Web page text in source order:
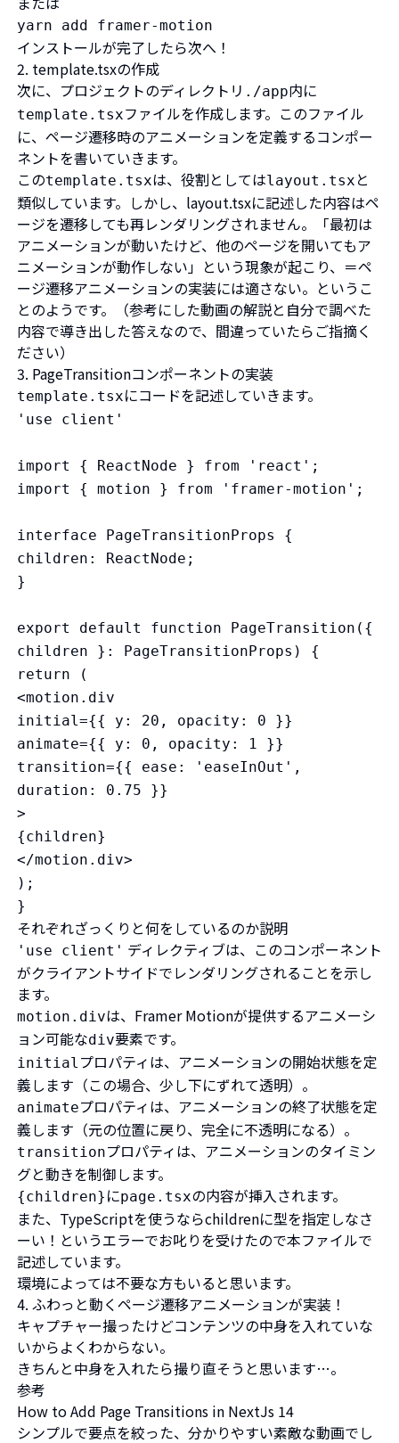
yarn add framer-motion
インストールが完了したら次へ！
2. template.tsxの作成
次に、プロジェクトのディレクトリ ./app内に
template.tsxファイルを作成します。このファイル
に、ページ遷移時のアニメーションを定義するコンポー
ネントを書いていきます。
このtemplate.tsxは、役割としてはlayout.tsx と
類似しています。しかし、layout.tsxに記述した内容はペ
ージを遷移しても再レンダリングされません。「最初は
アニメーションが動いたけど、他のページを開いてもア
ニメーションが動作しない」という現象が起こり、＝ペ
ージ遷移アニメーションの実装には適さない。というこ
とのようです。（参考にした動画の解説と自分で調べた
内容で導き出した答えなので、間違っていたらご指摘く
ださい）
3. PageTransitionコンポーネントの実装
template.tsxにコードを記述していきます。
'use client'
import { ReactNode } from 'react';
import { motion } from 'framer-motion';
interface PageTransitionProps {
children: ReactNode;
}
export default function PageTransition({
children }: PageTransitionProps) {
return (
<motion.div
initial={{ y: 20, opacity: 0 }}
animate={{ y: 0, opacity: 1 }}
transition={{ ease: 'easeInOut',
duration: 0.75 }}
>
{children}
</motion.div>
);
}
それぞれざっくりと何をしているのか説明
'use client' ディレクティブは、このコンポーネント
がクライアントサイドでレンダリングされることを示し
ます。
motion.divは、Framer Motionが提供するアニメーシ
ョン可能なdiv要素です。
initial プロパティは、アニメーションの開始状態を定
義します（この場合、少し下にずれて透明）。
animateプロパティは、アニメーションの終了状態を定
義します（元の位置に戻り、完全に不透明になる）。
transitionプロパティは、アニメーションのタイミン
グと動きを制御します。
{children} にpage.tsxの内容が挿入されます。
また、TypeScriptを使うならchildrenに型を指定しなさ
ーい！というエラーでお叱りを受けたので本ファイルで
記述しています。
環境によっては不要な方もいると思います。
4. ふわっと動くページ遷移アニメーションが実装！
キャプチャー撮ったけどコンテンツの中身を入れていな
いからよくわからない。
きちんと中身を入れたら撮り直そうと思います…。
参考
How to Add Page Transitions in NextJs 14
シンプルで要点を絞った、分かりやすい素敵な動画でし